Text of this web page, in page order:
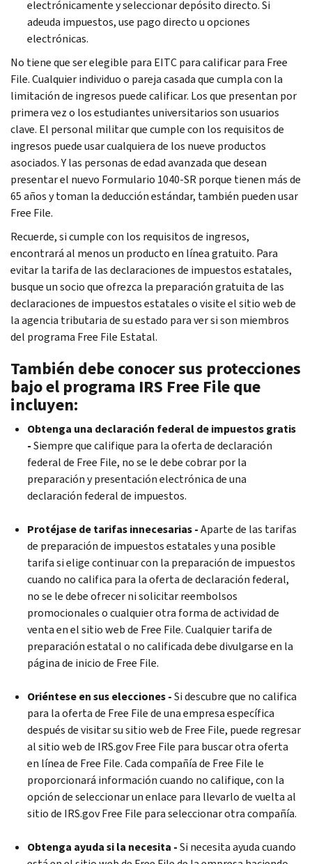
electrónicamente y seleccionar depósito directo. Si
adeuda impuestos, use pago directo u opciones
electrónicas.
No tiene que ser elegible para EITC para calificar para Free
File. Cualquier individuo o pareja casada que cumpla con la
limitación de ingresos puede calificar. Los que presentan por
primera vez o los estudiantes universitarios son usuarios
clave. El personal militar que cumple con los requisitos de
ingresos puede usar cualquiera de los nueve productos
asociados. Y las personas de edad avanzada que desean
presentar el nuevo Formulario 1040-SR porque tienen más de
65 años y toman la deducción estándar, también pueden usar
Free File.
Recuerde, si cumple con los requisitos de ingresos,
encontrará al menos un producto en línea gratuito. Para
evitar la tarifa de las declaraciones de impuestos estatales,
busque un socio que ofrezca la preparación gratuita de las
declaraciones de impuestos estatales o visite el sitio web de
la agencia tributaria de su estado para ver si son miembros
del programa Free File Estatal.
También debe conocer sus protecciones
bajo el programa IRS Free Fileque
incluyen:
Obtenga una declaración federal de impuestos gratis
-Siempre que califique para la oferta de declaración
federal de Free File, no se le debe cobrar por la
preparación y presentación electrónica de una
declaración federal de impuestos.
Protéjase de tarifas innecesarias -Aparte de las tarifas
de preparación de impuestos estatales y una posible
tarifa si elige continuar con la preparación de impuestos
cuando no califica para la oferta de declaración federal,
no se le debe ofrecer ni solicitar reembolsos
promocionales o cualquier otra forma de actividad de
venta en el sitio web de Free File. Cualquier tarifa de
preparación estatal o no calificada debe divulgarse en la
página de inicio de Free File.
Oriéntese en sus elecciones -Si descubre que no califica
para la oferta de Free Filede una empresa específica
después de visitar su sitio web de Free File, puede regresar
al sitio web de IRS.govFree File para buscar otra oferta
en línea de Free File. Cada compañía de Free File le
proporcionará información cuando no califique, con la
opción de seleccionar un enlace para llevarlo de vuelta al
sitio de IRS.govFree File para seleccionar otra compañía.
Obtenga ayuda si la necesita -Si necesita ayuda cuando